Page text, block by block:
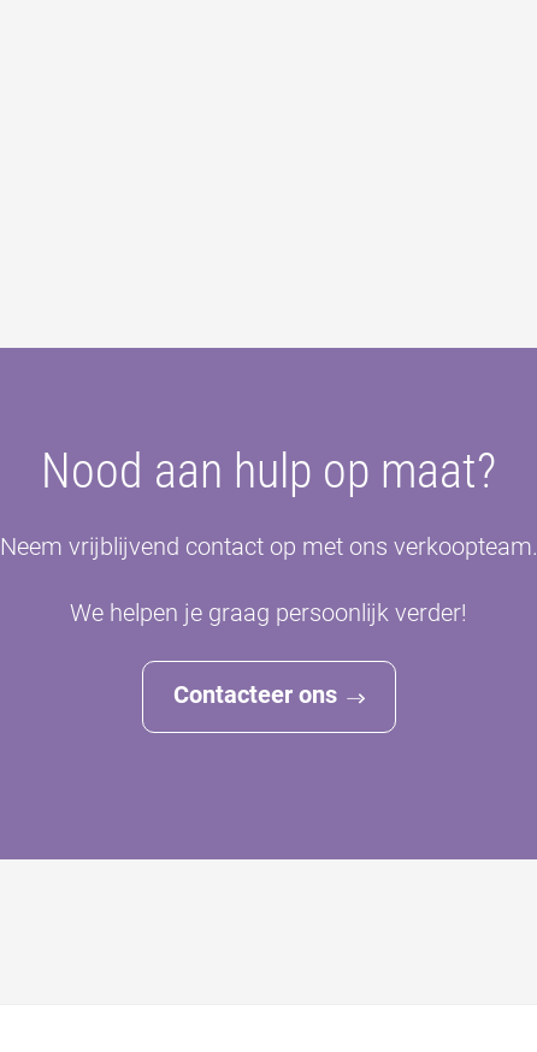
Nood aan hulp op maat?
Neem vrijblijvend contact op met ons verkoopteam.
We helpen je graag persoonlijk verder!
Contacteer ons